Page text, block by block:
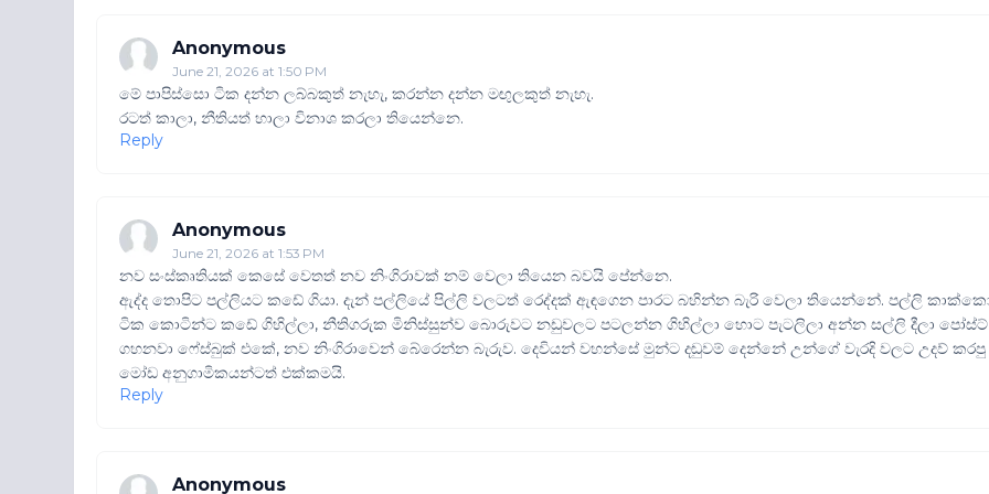
Anonymous
June 21, 2026 at 1:50 PM
මේ පාපිස්සො ටික දන්න ලබ්බකුත් නැහැ, කරන්න දන්න මඟුලකුත් නැහැ.
රටත් කාලා, නීතියත් හාලා විනාශ කරලා තියෙන්නෙ.
Reply
Anonymous
June 21, 2026 at 1:53 PM
නව සංස්කෘතියක් කෙසේ වෙතත් නව නිංගිරාවක් නම් වෙලා තියෙන බවයි පේන්නෙ.
ඇද්ද තොපිට පල්ලියට කඩේ ගියා. දැන් පල්ලියේ පිල්ලි වලටත් රෙද්දක් ඇඳගෙන පාරට බහින්න බැරි වෙලා තියෙන්නේ. පල්ලි
ටික කොටින්ට කඩේ ගිහිල්ලා, නීතිගරුක මිනිස්සුන්ව බොරුවට නඩුවලට පටලන්න ගිහිල්ලා හොට පැටලිලා අන්න සල්ලි දීලා පෝස්ට්
ගහනවා ෆේස්බුක් එකේ, නව නිංගිරාවෙන් බේරෙන්න බැරුව. දෙවියන් වහන්සේ මුන්ට දඬුවම් දෙන්නේ උන්ගේ වැරදි වලට උදව් කරපු
මෝඩ අනුගාමිකයන්ටත් එක්කමයි.
Reply
Anonymous